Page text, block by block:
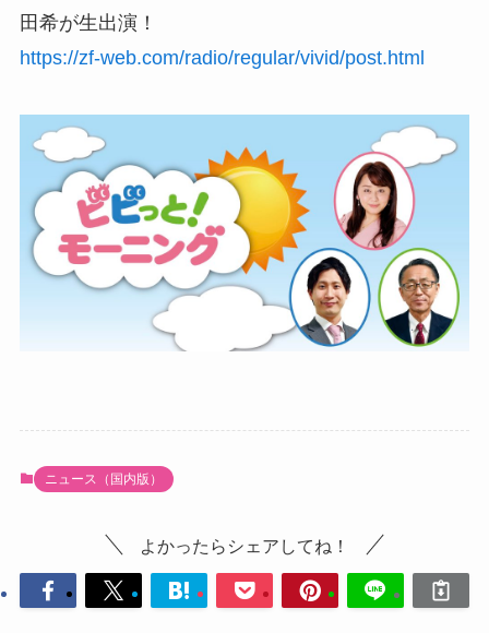
田希が生出演！
https://zf-web.com/radio/regular/vivid/post.html
ニュース（国内版）
よかったらシェアしてね！